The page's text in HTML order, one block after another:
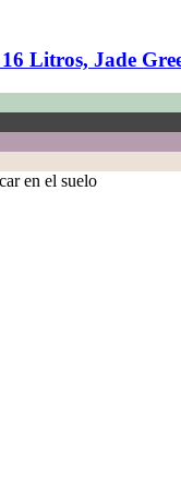
Litros, Jade
en el suelo